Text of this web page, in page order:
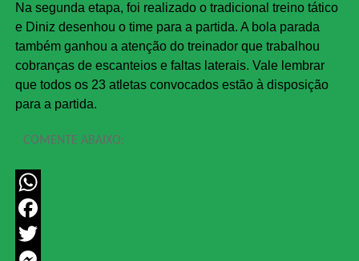
Na segunda etapa, foi realizado o tradicional treino tático
e Diniz desenhou o time para a partida. A bola parada
também ganhou a atenção do treinador que trabalhou
cobranças de escanteios e faltas laterais. Vale lembrar
que todos os 23 atletas convocados estão à disposição
para a partida.
COMENTE ABAIXO:
WhatsApp
Facebook